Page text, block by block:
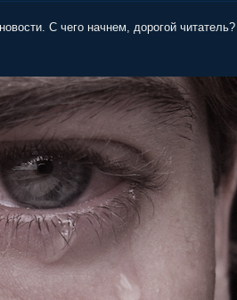
С чего начнем, дорогой читатель?